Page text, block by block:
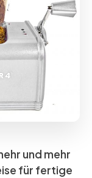
und mehr
für fertige